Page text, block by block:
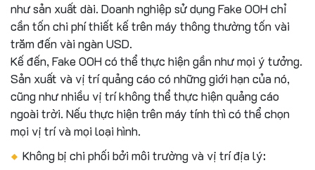
như sản xuất dài. Doanh nghiệp sử dụng Fake OOH chỉ
cần tốn chi phí thiết kế trên máy thông thường tốn vài
trăm đến vài ngàn USD.
Kế đến, Fake OOH có thể thực hiện gần như mọi ý tưởng.
Sản xuất và vị trí quảng cáo có những giới hạn của nó,
cũng như nhiều vị trí không thể thực hiện quảng cáo
ngoài trời. Nếu thực hiện trên máy tính thì có thể chọn
mọi vị trí và mọi loại hình.
Không bị chi phối bởi môi trường và vị trí địa lý: